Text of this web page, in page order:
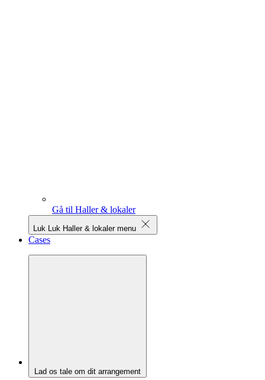
Gå til Haller & lokaler
Luk Luk Haller & lokaler menu
Cases
Lad os tale om dit arrangement